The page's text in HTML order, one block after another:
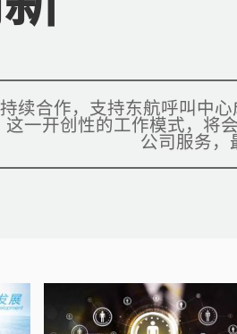
续合作，支持东航呼叫中
一开创性的工作模式，将
公司服务，